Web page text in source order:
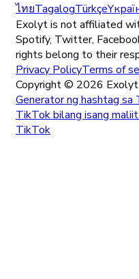
ไทยTagalogTürkçe
Exolyt is not affiliated
Spotify, Twitter,
rights belong to their
Privacy PolicyTerms of
Copyright © 2026 Exolyt
Generator ng hashtag sa
TikTok bilang isang
TikTok